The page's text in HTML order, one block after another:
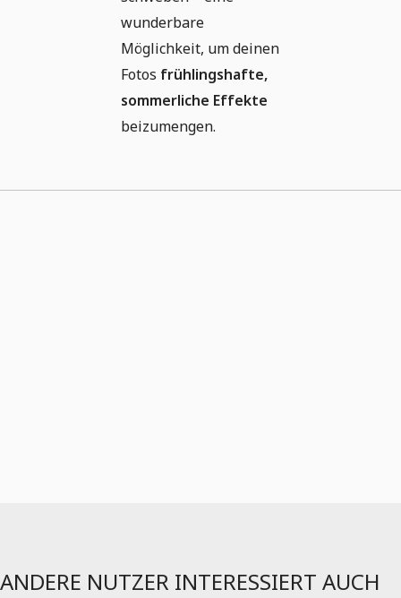
wunderbare
Möglichkeit, um deinen
Fotos frühlingshafte,
sommerliche Effekte
beizumengen.
ANDERE NUTZER INTERESSIERT AUCH